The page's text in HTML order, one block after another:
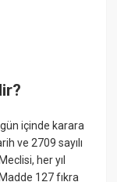
içinde karara
ve 2709 sayılı
her yıl
127 fıkra